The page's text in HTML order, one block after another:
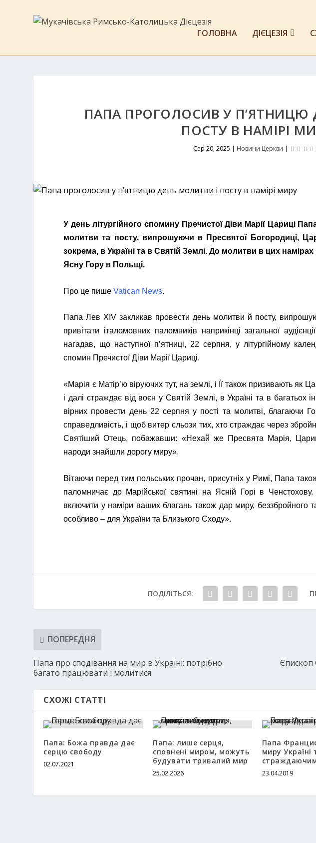
ГОЛОВНА ДІЄЦЕЗІЯ
ПАПА ПРОГОЛОСИВ У П’ЯТНИЦЮ
ПОСТУ В НАМІРІ
Сер 20, 2025 | Новини Церкви |
У день літургійного спомину Пречистої Діви Марії Цариці
молитви та посту, випрошуючи в Пресвятої Богородиці,
зокрема, в Україні та в Святій Землі. До молитви в цих
Ясну Гору в Польщі.
Про це пишеVatican News.
Папа Лев XIV закликав провести день молитви й посту,
привітати італомовних паломників наприкінці загальної
нагадав, що наступної п’ятниці, 22 серпня, у літургійному
спомин Пречистої Діви Марії Цариці.
«Марія є Матір’ю віруючих тут, на землі, і Її також призивають
і далі страждає від воєн у Святій Землі, в Україні та в багатьох
вірних провести день 22 серпня у пості та молитві, благаючи
справедливість, і щоб витер сльози тих, хто страждає через
Святіший Отець, побажавши: «Нехай же Пресвята Марія,
народи знайшли дорогу миру».
Вітаючи перед тим польських прочан, присутніх у Римі, Папа
паломничає до Марійської святині на Ясній Горі в
включити у наміри ваших благань також дар миру, беззбройного
особливо – для України та Близького Сходу».
ПОДІЛІТЬСЯ:
ПОПЕРЕДНЯ
Папа про сподівання на мир в Україні: потрібно
багато працювати і молитися
Єпископ
СХОЖІ СТАТТІ
Папа: Божа правда дає
серцю свободу
02.07.2021
Папа: лише серця,
сповнені миром, можуть
будувати тривалий мир
25.02.2026
Папа
миру Україні
23.04.2019